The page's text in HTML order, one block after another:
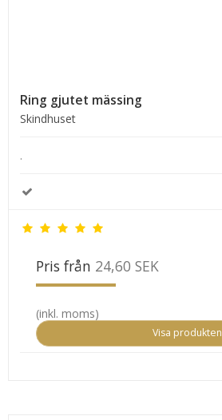
Ring gjutet mässing
Skindhuset
.
Pris från 24,60 SEK
(inkl. moms)
Visa produkten